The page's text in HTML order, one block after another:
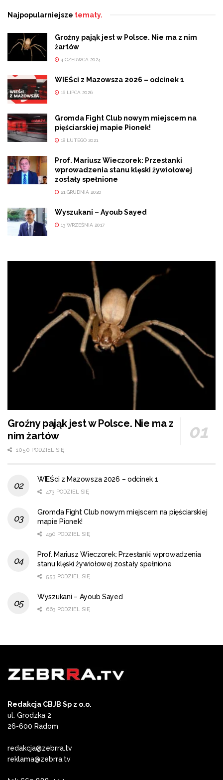
Najpopularniejsze tematy.
Groźny pająk jest w Polsce. Nie ma z nim
żartów
4 CZERWCA 2024
WIEŚci z Mazowsza 2026 – odcinek 1
16 LIPCA 2026
Gromda Fight Club nowym miejscem na
pięściarskiej mapie Pionek!
18 LUTEGO 2021
Prof. Mariusz Wieczorek: Przesłanki
wprowadzenia stanu klęski żywiołowej
zostały spełnione
21 GRUDNIA 2020
Wyszukani – Ayoub Sayed
13 WRZEŚNIA 2017
Groźny pająk jest w Polsce. Nie ma z
nim żartów
1050 PODZIEL SIĘ
WIEŚci z Mazowsza 2026 – odcinek 1
473 PODZIEL SIĘ
Gromda Fight Club nowym miejscem na pięściarskiej
mapie Pionek!
490 PODZIEL SIĘ
Prof. Mariusz Wieczorek: Przesłanki wprowadzenia
stanu klęski żywiołowej zostały spełnione
553 PODZIEL SIĘ
Wyszukani – Ayoub Sayed
663 PODZIEL SIĘ
Redakcja CBJB Sp z o.o.
ul. Grodzka 2
26-600 Radom
redakcja@zebrra.tv
reklama@zebrra.tv